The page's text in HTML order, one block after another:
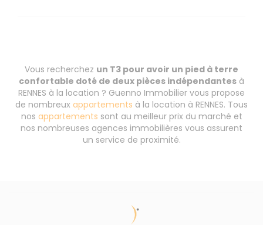
Vous recherchez un T3 pour avoir un pied à terre
confortable doté de deux pièces indépendantes à
RENNES à la location ? Guenno Immobilier vous propose
de nombreux appartements à la location à RENNES. Tous
nos appartements sont au meilleur prix du marché et
nos nombreuses agences immobilières vous assurent
un service de proximité.